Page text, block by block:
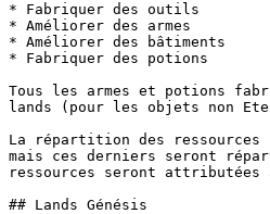
* Fabriquer des outils
* Améliorer des armes
* Améliorer des bâtiments
* Fabriquer des potions
Tous les armes et potions
lands (pour les objets non
La répartition des ressources
mais ces derniers seront
ressources seront attributées
## Lands Génésis